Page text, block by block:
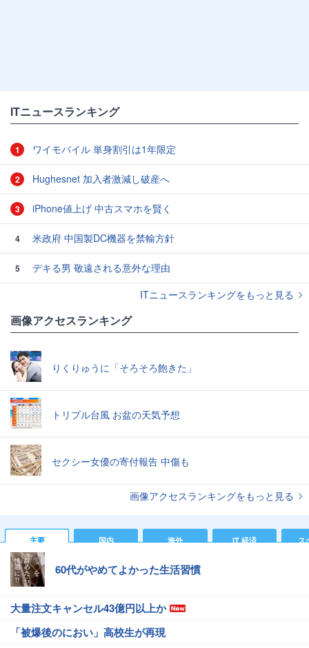
ITニュースランキング
1 ワイモバイル 単身割引は1年限定
2 Hughesnet 加入者激減し破産へ
3 iPhone値上げ 中古スマホを賢く
4 米政府 中国製DC機器を禁輸方針
5
デキる男 敬遠される意外な理由
ITニュースランキングをもっと見る
画像アクセスランキング
りくりゅうに「そろそろ飽きた」
トリプル台風 お盆の天気予想
セクシー女優の寄付報告 中傷も
画像アクセスランキングをもっと見る
主要 国内 海外 IT 経済 ス
60代がやめてよかった生活習慣
大量注文キャンセル43億円以上か
「被爆後のにおい」高校生が再現